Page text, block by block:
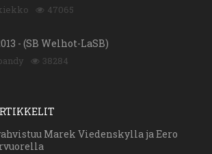
47065
- (SB Welhot-LaSB)
38284
Marek Viedenskylla ja Eero